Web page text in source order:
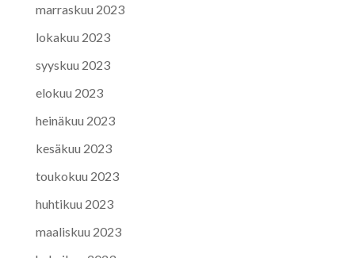
marraskuu 2023
lokakuu 2023
syyskuu 2023
elokuu 2023
heinäkuu 2023
kesäkuu 2023
toukokuu 2023
huhtikuu 2023
maaliskuu 2023